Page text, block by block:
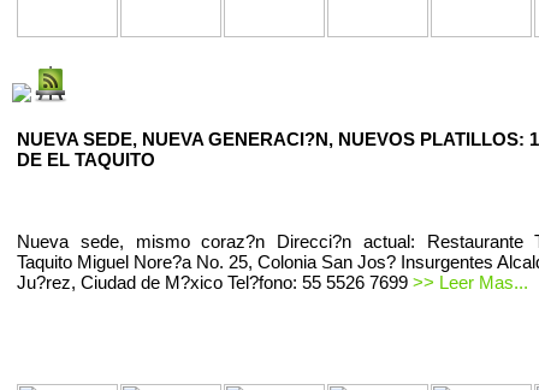
NUEVA SEDE, NUEVA GENERACI?N, NUEVOS PLATILLOS:
DE EL TAQUITO
Nueva sede, mismo coraz?n Direcci?n actual: Restaurante
Taquito Miguel Nore?a No. 25, Colonia San Jos? Insurgentes
Ju?rez, Ciudad de M?xico Tel?fono: 55 5526 7699 >> Leer Mas...